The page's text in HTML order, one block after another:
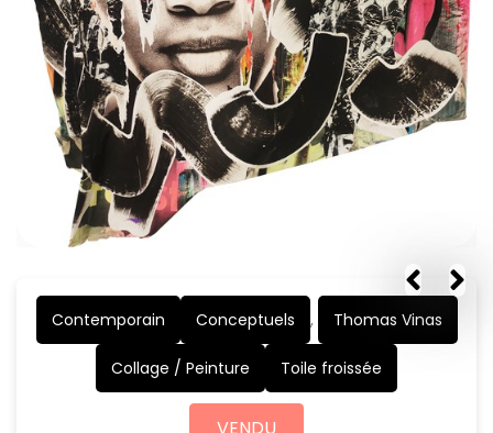
Contemporain Conceptuels , Thomas Vinas
Collage / Peinture Toile froissée